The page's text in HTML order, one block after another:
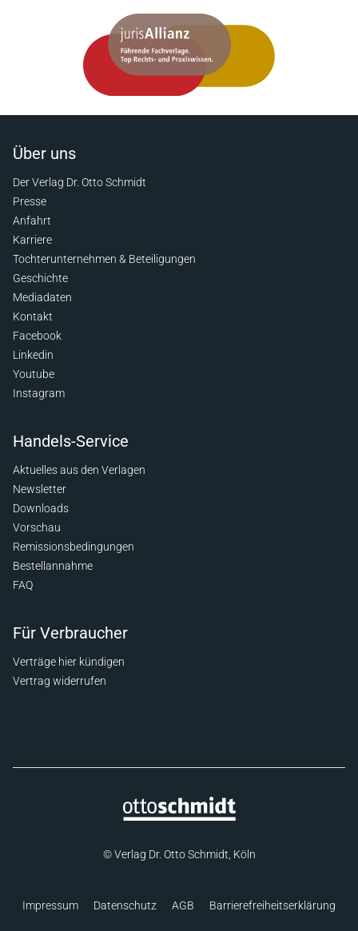
Über uns
Der Verlag Dr. Otto Schmidt
Presse
Anfahrt
Karriere
Tochterunternehmen & Beteiligungen
Geschichte
Mediadaten
Kontakt
Facebook
Linkedin
Youtube
Instagram
Handels-Service
Aktuelles aus den Verlagen
Newsletter
Downloads
Vorschau
Remissionsbedingungen
Bestellannahme
FAQ
Für Verbraucher
Verträge hier kündigen
Vertrag widerrufen
© Verlag Dr. Otto Schmidt, Köln
Impressum Datenschutz AGB Barrierefreiheitserklärung